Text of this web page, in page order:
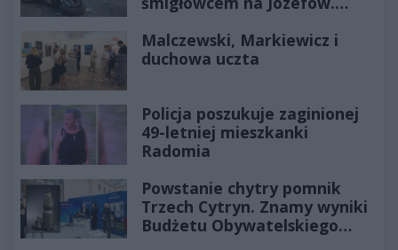
Malczewski, Markiewicz i
duchowa uczta
Policja poszukuje zaginionej
49-letniej mieszkanki
Radomia
Powstanie chytry pomnik
Trzech Cytryn. Znamy wyniki
Budżetu Obywatelskiego